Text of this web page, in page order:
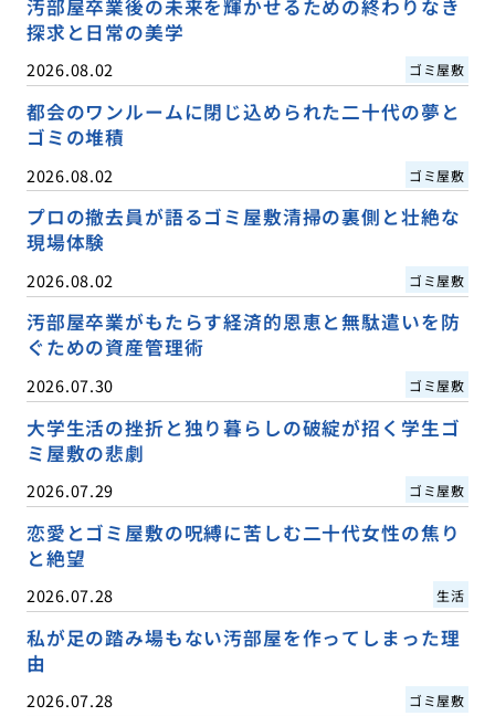
汚部屋卒業後の未来を輝かせるための終わりなき
探求と日常の美学
2026.08.02 ゴミ屋敷
都会のワンルームに閉じ込められた二十代の夢と
ゴミの堆積
2026.08.02 ゴミ屋敷
プロの撤去員が語るゴミ屋敷清掃の裏側と壮絶な
現場体験
2026.08.02 ゴミ屋敷
汚部屋卒業がもたらす経済的恩恵と無駄遣いを防
ぐための資産管理術
2026.07.30 ゴミ屋敷
大学生活の挫折と独り暮らしの破綻が招く学生ゴ
ミ屋敷の悲劇
2026.07.29 ゴミ屋敷
恋愛とゴミ屋敷の呪縛に苦しむ二十代女性の焦り
と絶望
2026.07.28 生活
私が足の踏み場もない汚部屋を作ってしまった理
由
2026.07.28 ゴミ屋敷